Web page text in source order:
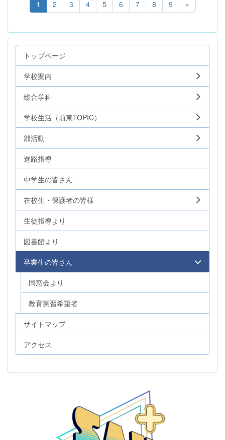
1 2 3 4 5 6 7 8 9 »
トップページ
学校案内
総合学科
学校生活（前東TOPIC）
部活動
進路指導
中学生の皆さん
在校生・保護者の皆様
生徒指導より
図書館より
卒業生の皆さん
同窓会より
教育実習希望者
サイトマップ
アクセス